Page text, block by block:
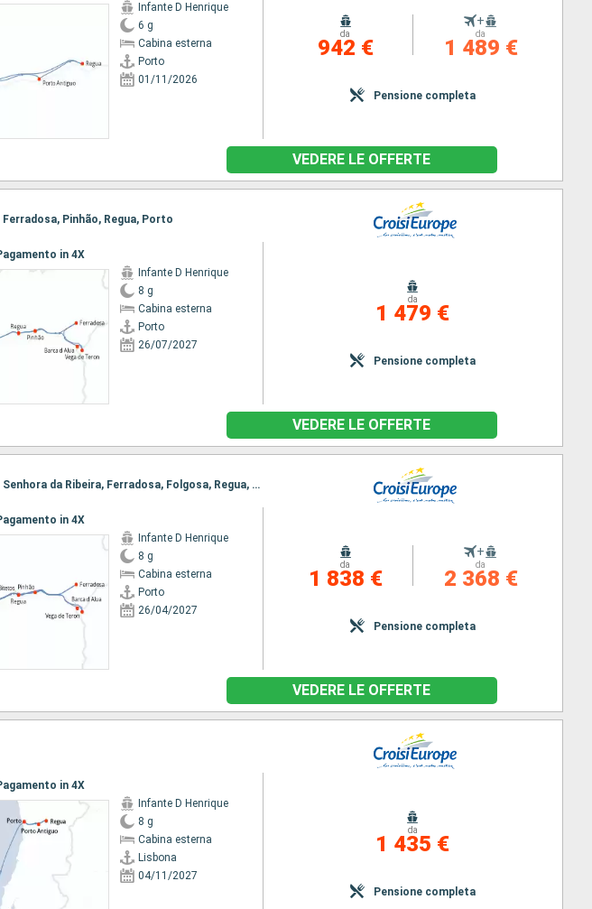
Infante D Henrique
6 g
Cabina esterna
Porto
01/11/2026
da
942 €
+
da
1 489 €
Pensione completa
VEDERE LE OFFERTE
Pinhão, Regua, Porto
in 4X
Infante D Henrique
8 g
Cabina esterna
Porto
26/07/2027
da
1 479 €
Pensione completa
VEDERE LE OFFERTE
Itinerario : Porto, Regua, Pinhão, Vega de Teron, Barca d Alva, Senhora da Ribeira, Ferradosa, Folgosa, Regua, Bitetos, Porto
in 4X
Infante D Henrique
8 g
Cabina esterna
Porto
26/04/2027
da
1 838 €
+
da
2 368 €
Pensione completa
VEDERE LE OFFERTE
in 4X
Infante D Henrique
8 g
Cabina esterna
Lisbona
04/11/2027
da
1 435 €
Pensione completa